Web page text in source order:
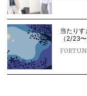
当たり
（2/23